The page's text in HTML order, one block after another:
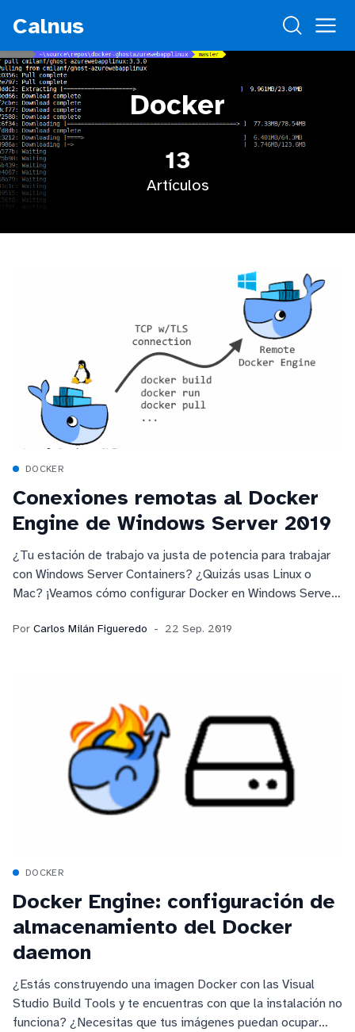
Calnus
Docker
13
Artículos
DOCKER
Conexiones remotas al Docker
Engine de Windows Server 2019
¿Tu estación de trabajo va justa de potencia para trabajar
con Windows Server Containers? ¿Quizás usas Linux o
Mac? ¡Veamos cómo configurar Docker en Windows Server
Por Carlos Milán Figueredo 22 Sep. 2019
DOCKER
Docker Engine: configuración de
almacenamiento del Docker
daemon
¿Estás construyendo una imagen Docker con las Visual
Studio Build Tools y te encuentras con que la instalación no
funciona? ¿Necesitas que tus imágenes puedan ocupar